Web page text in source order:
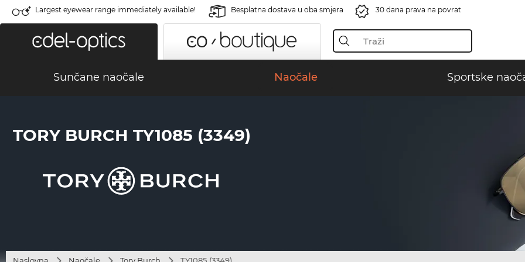
Largest eyewear range immediately available! Besplatna dostava u oba smjera 30 dana prava na povrat
Sunčane naočale Naočale Sportske
TORY BURCH TY1085 (3349)